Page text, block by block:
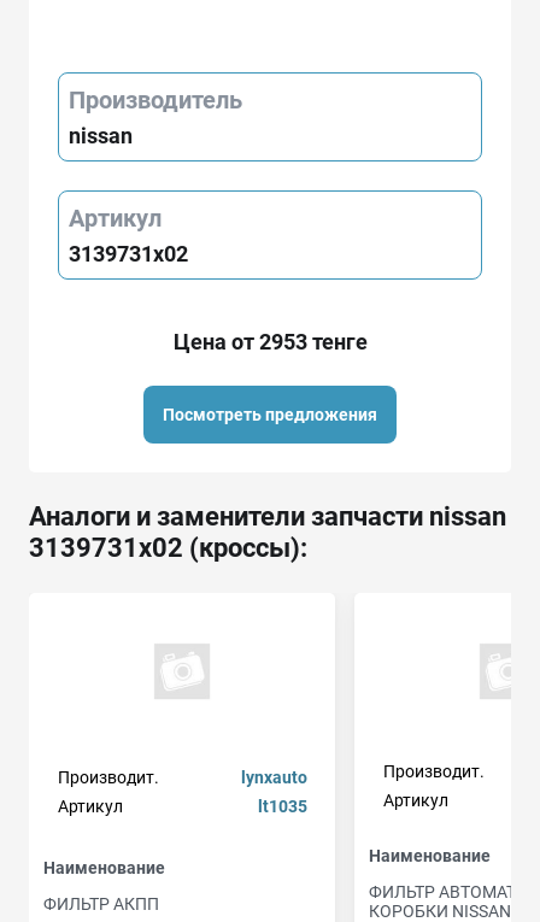
Производитель
nissan
Артикул
3139731x02
Цена от 2953 тенге
Посмотреть предложения
Аналоги и заменители запчасти nissan
3139731x02 (кроссы):
Производит.
lynxauto
Артикул
lt1035
Наименование
ФИЛЬТР АКПП
Производит.
Артикул
Наименование
ФИЛЬТР
КОРОБКИ NISSAN